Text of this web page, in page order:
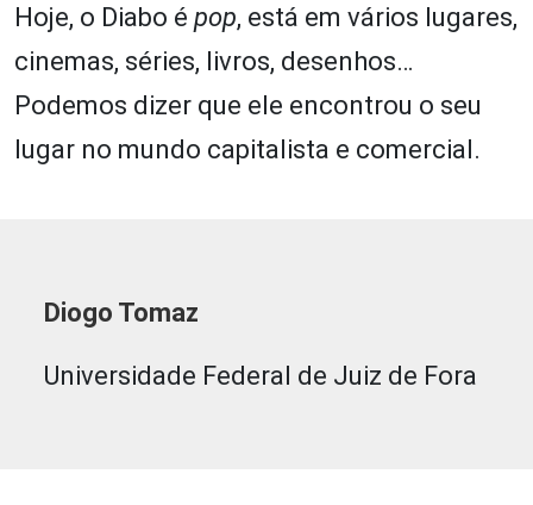
Hoje, o Diabo é pop, está em vários lugares,
cinemas, séries, livros, desenhos…
Podemos dizer que ele encontrou o seu
lugar no mundo capitalista e comercial.
Diogo Tomaz
Universidade Federal de Juiz de Fora